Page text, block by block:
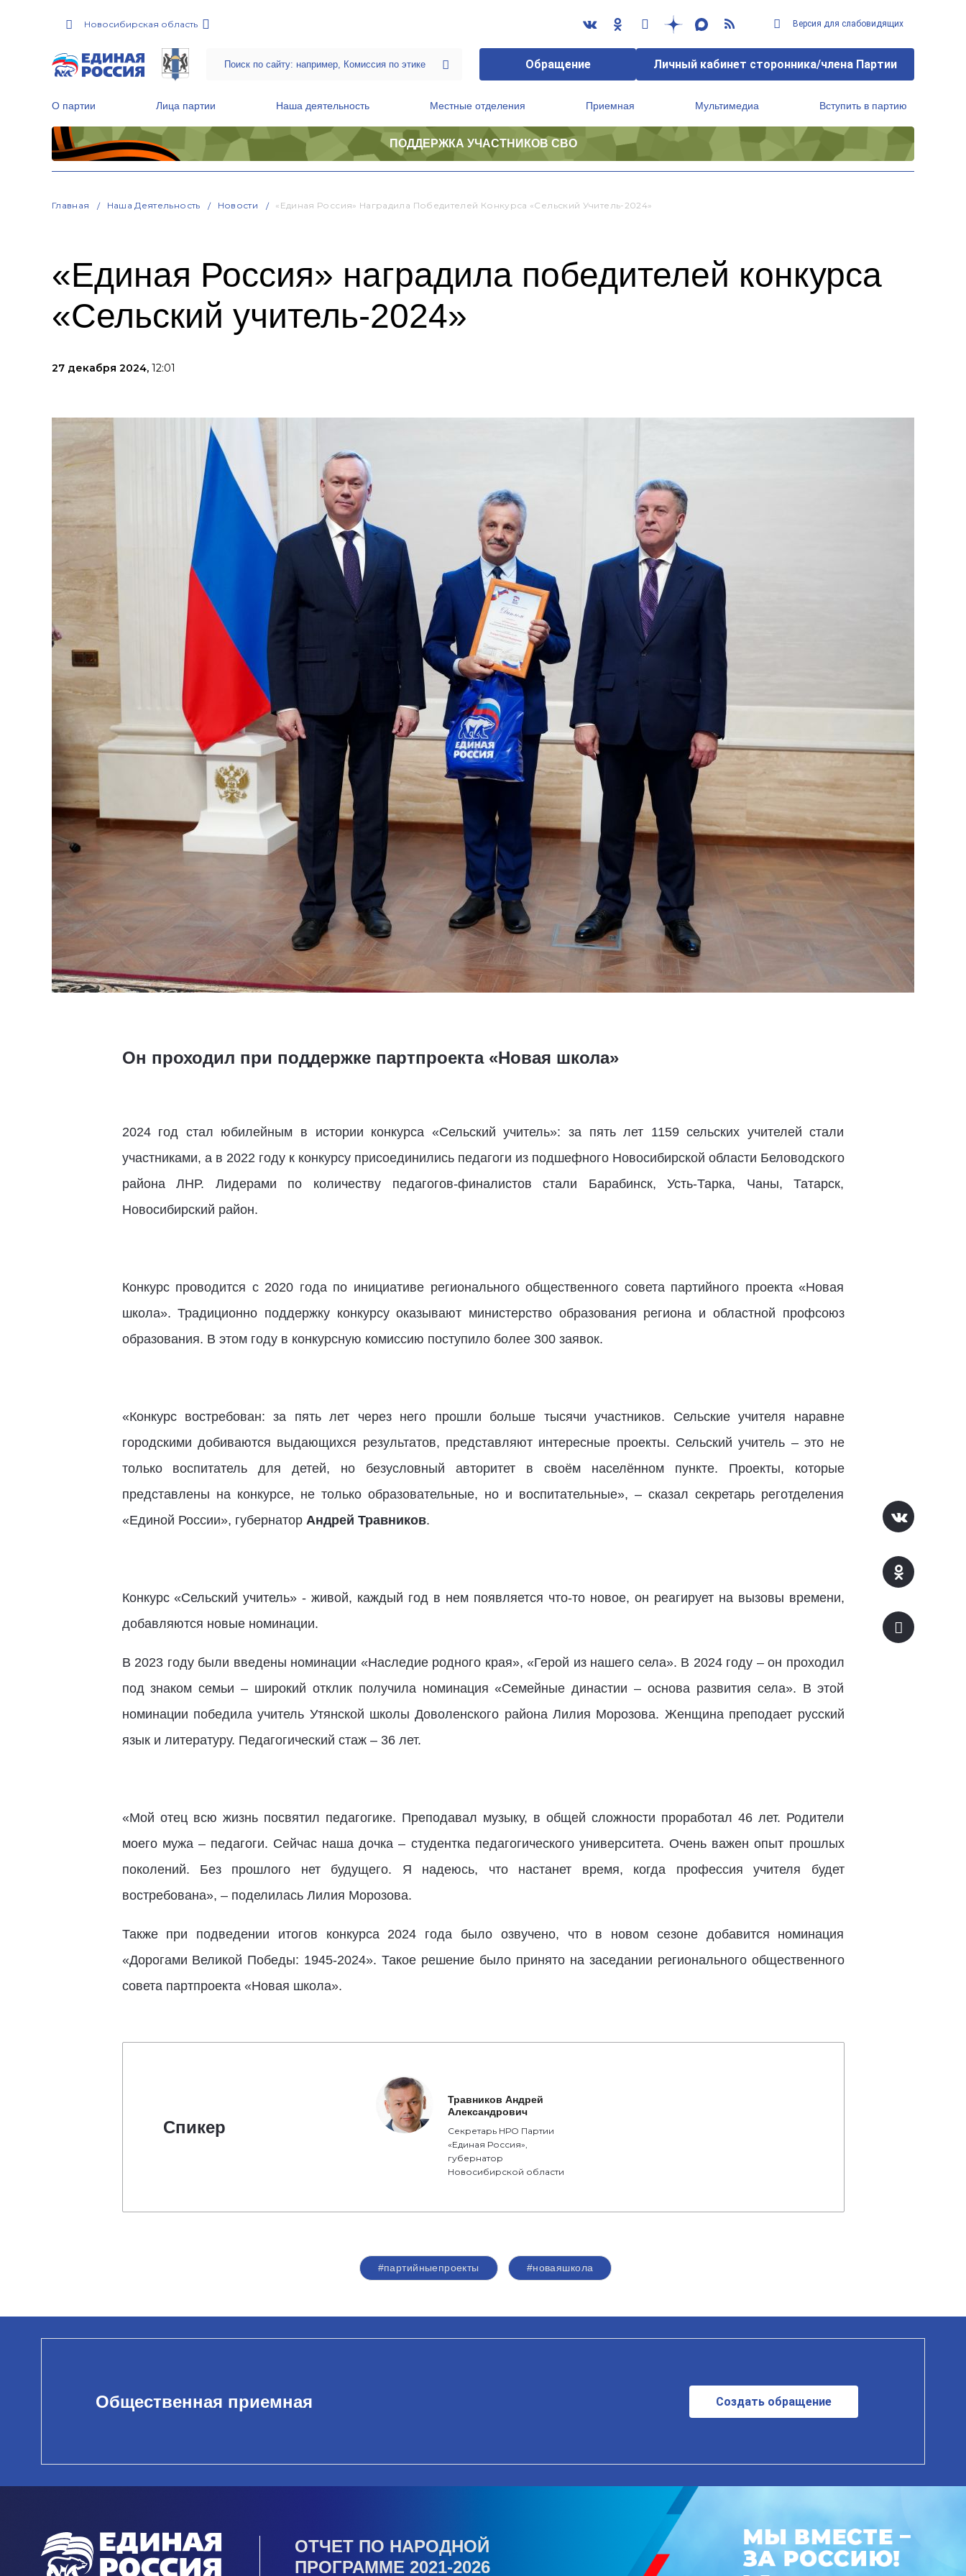
Новосибирская область Версия для слабовидящих
Обращение Личный кабинет сторонника/члена Партии
О партии Лица партии Наша деятельность Местные отделения Приемная Мультимедиа Вступить в партию
ПОДДЕРЖКА УЧАСТНИКОВ СВО
Главная Наша Деятельность Новости «Единая Россия» Наградила Победителей Конкурса «Сельский Учитель-2024»
«Единая Россия» наградила победителей конкурса
«Сельский учитель-2024»
27 декабря 2024, 12:01
Он проходил при поддержке партпроекта «Новая школа»
2024 год стал юбилейным в истории конкурса «Сельский учитель»: за пять лет 1159 сельских учителей стали
участниками, а в 2022 году к конкурсу присоединились педагоги из подшефного Новосибирской области Беловодского
района ЛНР. Лидерами по количеству педагогов-финалистов стали Барабинск, Усть-Тарка, Чаны, Татарск,
Новосибирский район.
Конкурс проводится с 2020 года по инициативе регионального общественного совета партийного проекта «Новая
школа». Традиционно поддержку конкурсу оказывают министерство образования региона и областной профсоюз
образования. В этом году в конкурсную комиссию поступило более 300 заявок.
«Конкурс востребован: за пять лет через него прошли больше тысячи участников. Сельские учителя наравне
городскими добиваются выдающихся результатов, представляют интересные проекты. Сельский учитель – это не
только воспитатель для детей, но безусловный авторитет в своём населённом пункте. Проекты, которые
представлены на конкурсе, не только образовательные, но и воспитательные», – сказал секретарь реготделения
«Единой России», губернатор Андрей Травников.
Конкурс «Сельский учитель» - живой, каждый год в нем появляется что-то новое, он реагирует на вызовы времени,
добавляются новые номинации.
В 2023 году были введены номинации «Наследие родного края», «Герой из нашего села». В 2024 году – он проходил
под знаком семьи – широкий отклик получила номинация «Семейные династии – основа развития села». В этой
номинации победила учитель Утянской школы Доволенского района Лилия Морозова. Женщина преподает русский
язык и литературу. Педагогический стаж – 36 лет.
«Мой отец всю жизнь посвятил педагогике. Преподавал музыку, в общей сложности проработал 46 лет. Родители
моего мужа – педагоги. Сейчас наша дочка – студентка педагогического университета. Очень важен опыт прошлых
поколений. Без прошлого нет будущего. Я надеюсь, что настанет время, когда профессия учителя будет
востребована», – поделилась Лилия Морозова.
Также при подведении итогов конкурса 2024 года было озвучено, что в новом сезоне добавится номинация
«Дорогами Великой Победы: 1945-2024». Такое решение было принято на заседании регионального общественного
совета партпроекта «Новая школа».
Спикер
Травников Андрей
Александрович
Секретарь НРО Партии
«Единая Россия»,
губернатор
Новосибирской области
#партийныепроекты #новаяшкола
Общественная приемная Создать обращение
ОТЧЕТ ПО НАРОДНОЙ
ПРОГРАММЕ 2021-2026